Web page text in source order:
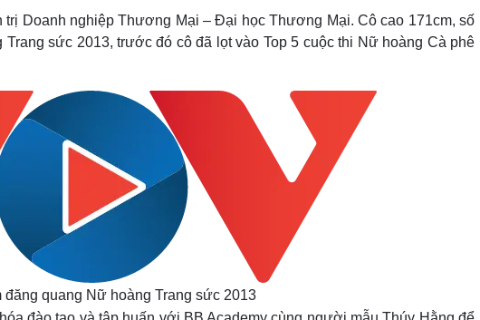
Văn học
Âm nhạc
Thời trang
Sao Việt
Săn Tour
check-in
trị Doanh nghiệp Thương Mại – Đại học Thương Mại. Cô cao 171cm, số
sức 2013, trước đó cô đã lọt vào Top 5 cuộc thi Nữ hoàng Cà phê
đăng quang Nữ hoàng Trang sức 2013